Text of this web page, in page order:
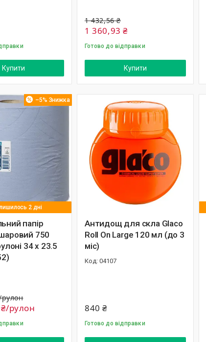
Купити
1 432,56 ₴
1 360,93 ₴
Готово до відправки
Купити
–5%
2 дні
папір
750
34 х 23.5
рулон
Антидощ для скла Glaco
Roll On Large 120 мл (до 3
міс)
04107
840 ₴
Готово до відправки